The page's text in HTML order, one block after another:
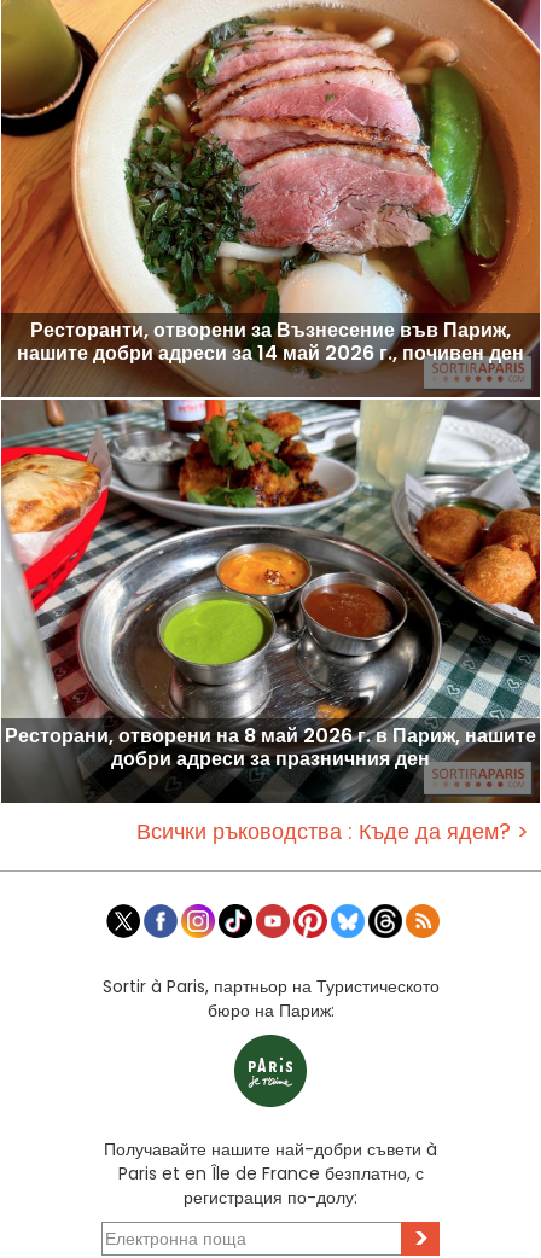
Ресторанти, отворени за Възнесение във Париж,
нашите добри адреси за 14 май 2026 г., почивен ден
Ресторани, отворени на 8 май 2026 г. в Париж, нашите
добри адреси за празничния ден
Всички ръководства : Къде да ядем? >
Sortir à Paris, партньор на Туристическото
бюро на Париж:
Получавайте нашите най-добри съвети à
Paris et en Île de France безплатно, с
регистрация по-долу:
>